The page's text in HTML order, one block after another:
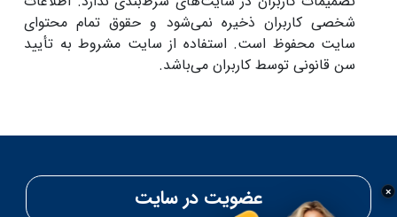
شخصی کاربران ذخیره نمی‌شود و حقوق تمام محتوای
سایت محفوظ است. استفاده از سایت مشروط به تأیید
سن قانونی توسط کاربران می‌باشد.
عضویت در سایت
×